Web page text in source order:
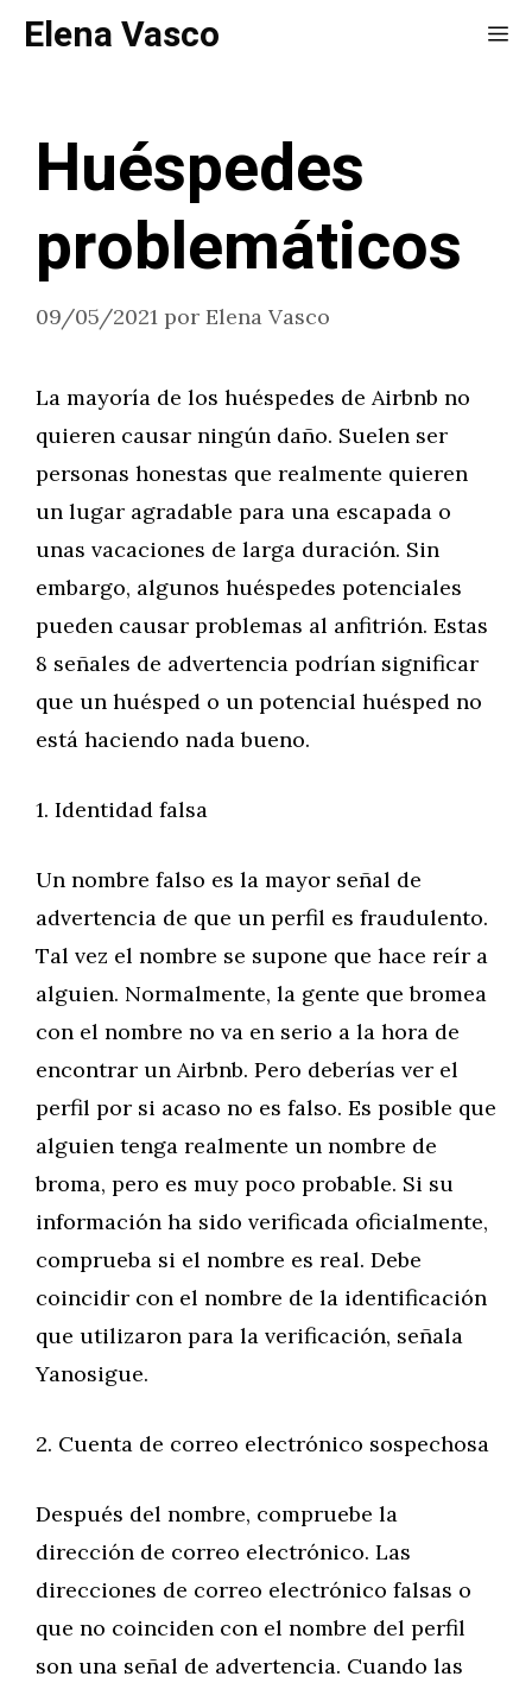
SaltarElena Vasco
Huéspedes
problemáticos
09/05/2021 por Elena Vasco
La mayoría de los huéspedes de Airbnb no
quieren causar ningún daño. Suelen ser
personas honestas que realmente quieren
un lugar agradable para una escapada o
unas vacaciones de larga duración. Sin
embargo, algunos huéspedes potenciales
pueden causar problemas al anfitrión. Estas
8 señales de advertencia podrían significar
que un huésped o un potencial huésped no
está haciendo nada bueno.
1. Identidad falsa
Un nombre falso es la mayor señal de
advertencia de que un perfil es fraudulento.
Tal vez el nombre se supone que hace reír a
alguien. Normalmente, la gente que bromea
con el nombre no va en serio a la hora de
encontrar un Airbnb. Pero deberías ver el
perfil por si acaso no es falso. Es posible que
alguien tenga realmente un nombre de
broma, pero es muy poco probable. Si su
información ha sido verificada oficialmente,
comprueba si el nombre es real. Debe
coincidir con el nombre de la identificación
que utilizaron para la verificación, señala
Yanosigue.
2. Cuenta de correo electrónico sospechosa
Después del nombre, compruebe la
dirección de correo electrónico. Las
direcciones de correo electrónico falsas o
que no coinciden con el nombre del perfil
son una señal de advertencia. Cuando las